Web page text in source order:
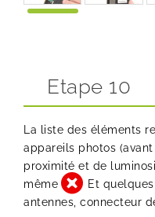
Etape 10
La liste des éléments
appareils photos
proximité et de
même
Et
antennes, connecteur